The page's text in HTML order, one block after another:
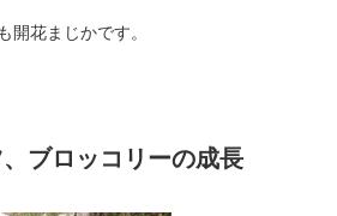
開花まじかです。
ブロッコリーの成長